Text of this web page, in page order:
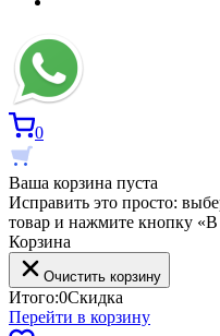
0
Ваша корзина пуста
Исправить это просто:
товар и нажмите кнопку «В
Корзина
Очистить корзину
Итого:0Скидка
Перейти в корзину